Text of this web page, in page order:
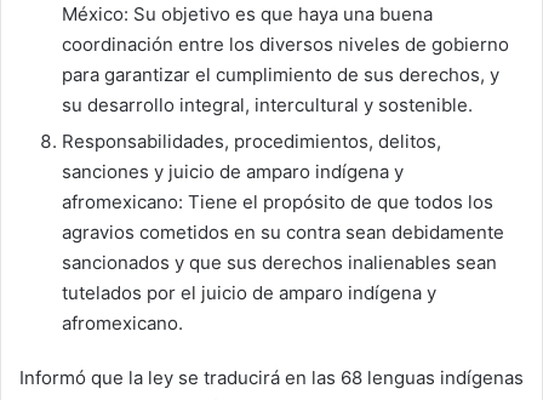
México: Su objetivo es que haya una buena
coordinación entre los diversos niveles de gobierno
para garantizar el cumplimiento de sus derechos, y
su desarrollo integral, intercultural y sostenible.
Responsabilidades, procedimientos, delitos,
sanciones y juicio de amparo indígena y
afromexicano: Tiene el propósito de que todos los
agravios cometidos en su contra sean debidamente
sancionados y que sus derechos inalienables sean
tutelados por el juicio de amparo indígena y
afromexicano.
Informó que la ley se traducirá en las 68 lenguas indígenas